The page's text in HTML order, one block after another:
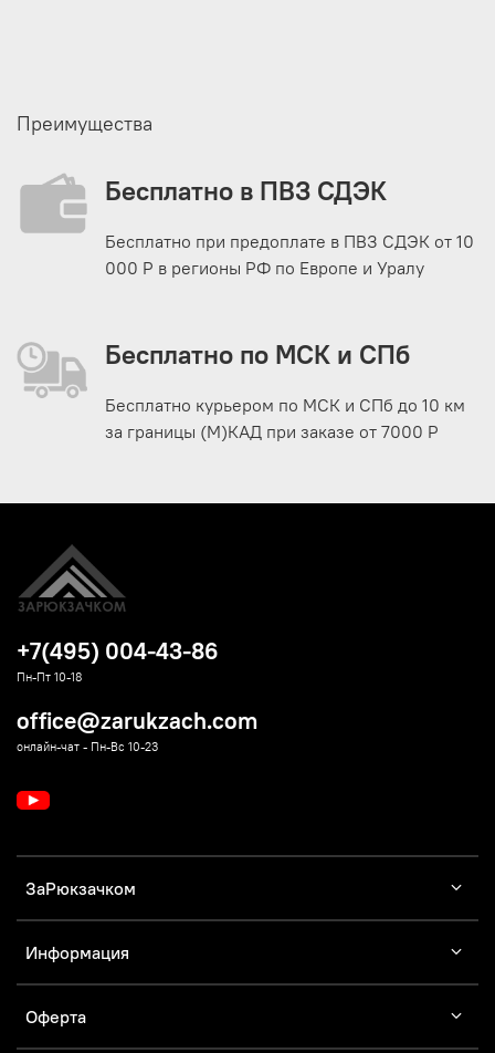
Преимущества
Бесплатно в ПВЗ СДЭК
Бесплатно при предоплате в ПВЗ СДЭК от 10
000 Р в регионы РФ по Европе и Уралу
Бесплатно по МСК и СПб
Бесплатно курьером по МСК и СПб до 10 км
за границы (М)КАД при заказе от 7000 Р
ЗаРюкзачком
Информация
Оферта
+7(495) 004-43-86
Пн-Пт 10-18
office@zarukzach.com
онлайн-чат - Пн-Вс 10-23